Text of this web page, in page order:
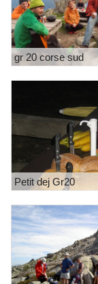
gr 20 corse sud
Petit dej Gr20